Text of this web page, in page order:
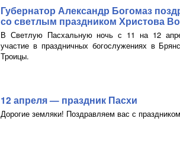
Губернатор Александр Богомаз
со светлым праздником Христова
В Светлую Пасхальную ночь с 11 на 12
участие в праздничных богослужениях в
Троицы.
12 апреля — праздник Пасхи
Дорогие земляки! Поздравляем вас с